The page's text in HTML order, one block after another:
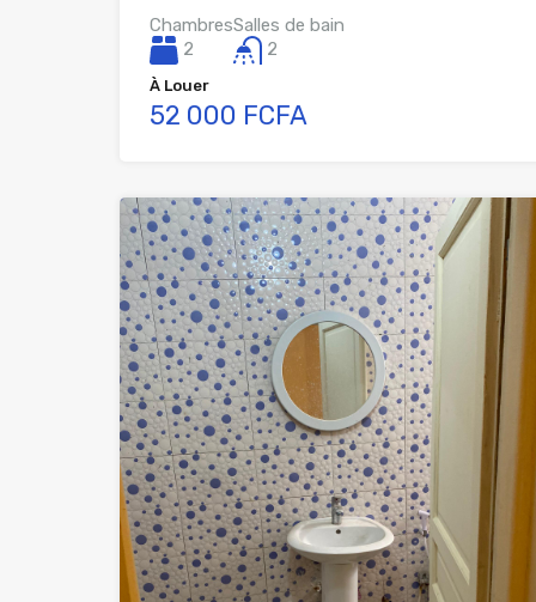
Chambres
2
Salles de bain
2
À Louer
52 000 FCFA